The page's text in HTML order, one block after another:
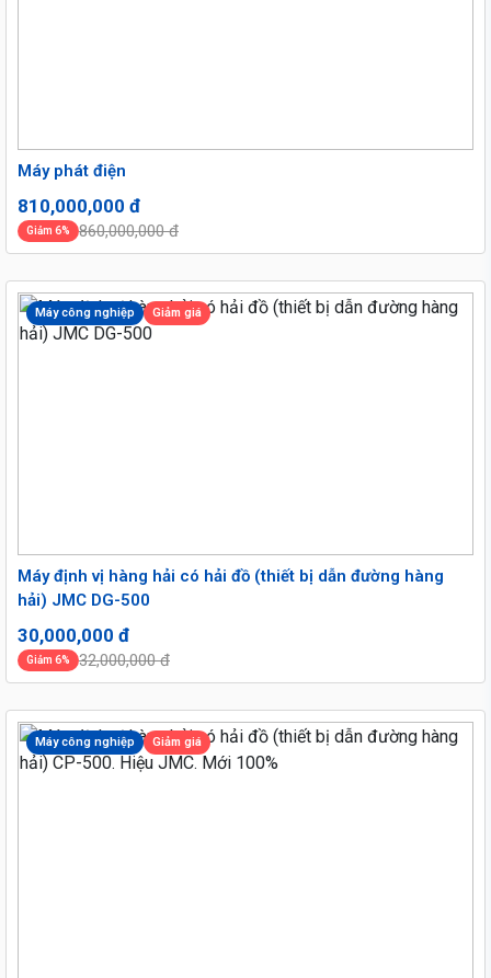
Máy phát điện
810,000,000 đ
Giảm 6% 860,000,000 đ
Máy công nghiệp Giảm giá
Máy định vị hàng hải có hải đồ (thiết bị dẫn đường hàng
hải) JMC DG-500
30,000,000 đ
Giảm 6% 32,000,000 đ
Máy công nghiệp Giảm giá